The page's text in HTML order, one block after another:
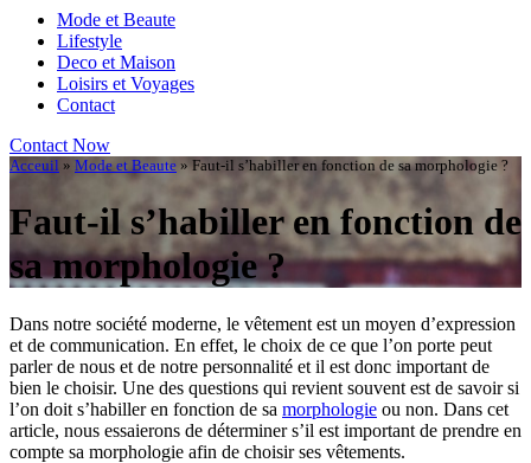
Mode et Beaute
Lifestyle
Deco et Maison
Loisirs et Voyages
Contact
Contact Now
Acceuil » Mode et Beaute »Faut-il s’habiller en fonction de sa morphologie ?
Faut-il s’habiller en fonction de
sa morphologie ?
Dans notre société moderne, le vêtement est un moyen d’expression
et de communication. En effet, le choix de ce que l’on porte peut
parler de nous et de notre personnalité et il est donc important de
bien le choisir. Une des questions qui revient souvent est de savoir si
l’on doit s’habiller en fonction de sa morphologie ou non. Dans cet
article, nous essaierons de déterminer s’il est important de prendre en
compte sa morphologie afin de choisir ses vêtements.